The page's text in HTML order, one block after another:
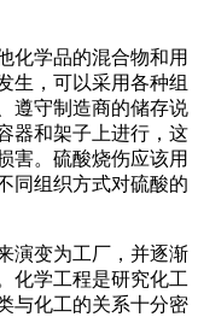
化学品的混合物和用
生，可以采用各种组
遵守制造商的储存说
器和架子上进行，这
害。硫酸烧伤应该用
同组织方式对硫酸的
演变为工厂，并逐渐
化学工程是研究化工
与化工的关系十分密